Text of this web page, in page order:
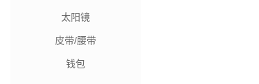
太阳镜
皮带/腰带
钱包